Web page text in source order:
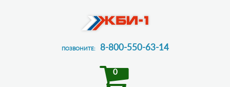
ПОЗВОНИТЕ: 8-800-550-63-14
0